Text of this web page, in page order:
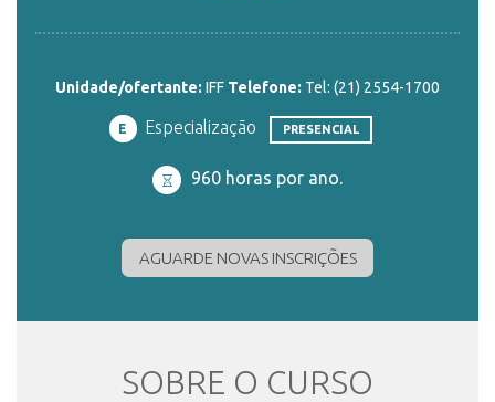
CURSOS
PLATAFORMAS
DOCUMENTOS
Unidade/ofertante: IFF Telefone: Tel: (21) 2554-1700
E Especialização PRESENCIAL
960 horas por ano.
AGUARDE NOVAS INSCRIÇÕES
SOBRE O CURSO